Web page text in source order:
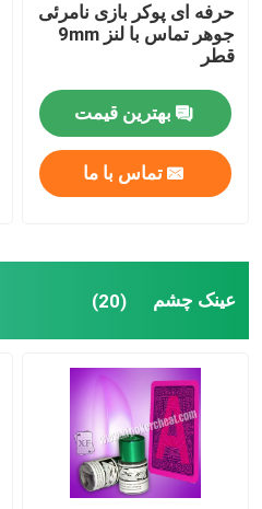
حرفه ای پوکر بازی نامرئی
جوهر تماس با لنز 9mm
قطر
بهترین قیمت
تماس با ما
عینک چشم (20)